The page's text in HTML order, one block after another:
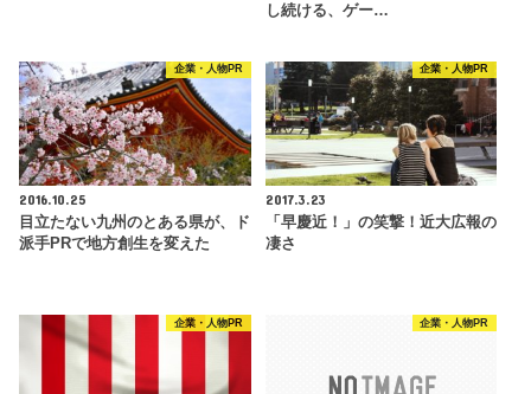
し続ける、ゲー…
企業・人物PR
2016.10.25
目立たない九州のとある県が、ド
派手PRで地方創生を変えた
企業・人物PR
2017.3.23
「早慶近！」の笑撃！近大広報の
凄さ
企業・人物PR 企業・人物PR